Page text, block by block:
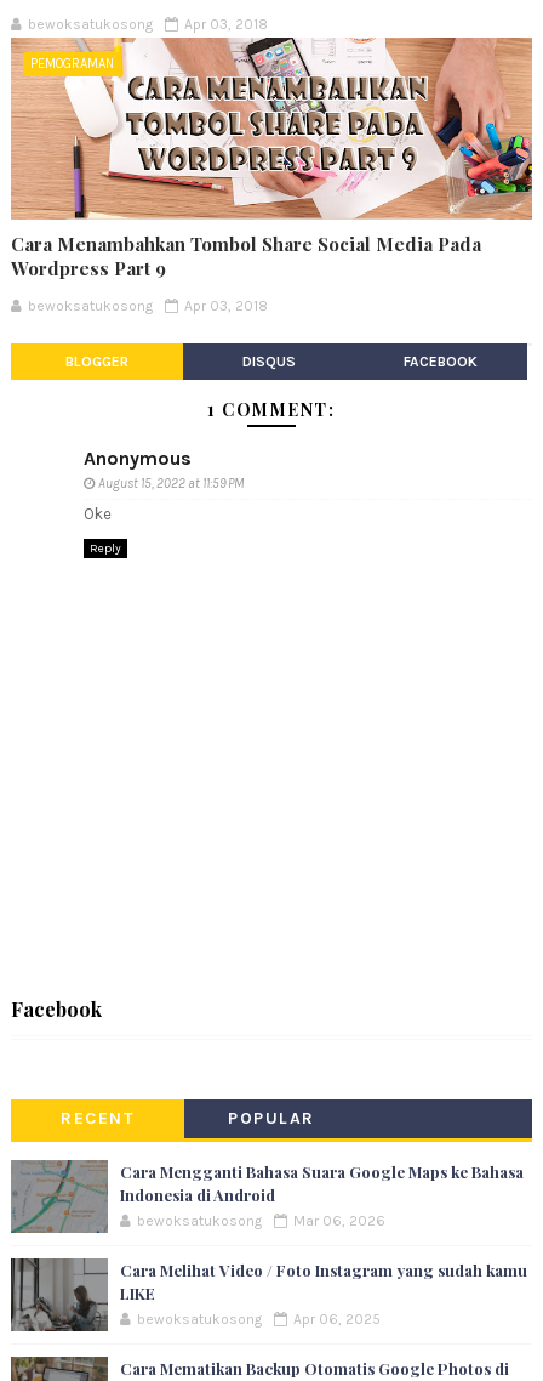
bewoksatukosong Apr 03, 2018
PEMOGRAMAN
Cara Menambahkan Tombol Share Social Media Pada
Wordpress Part 9
bewoksatukosong Apr 03, 2018
BLOGGER DISQUS FACEBOOK
1 COMMENT:
Anonymous
August 15, 2022 at 11:59 PM
Oke
Reply
Facebook
RECENT POPULAR
Cara Mengganti Bahasa Suara Google Maps ke Bahasa
Indonesia di Android
bewoksatukosong Mar 06, 2026
Cara Melihat Video / Foto Instagram yang sudah kamu
LIKE
bewoksatukosong Apr 06, 2025
Cara Mematikan Backup Otomatis Google Photos di